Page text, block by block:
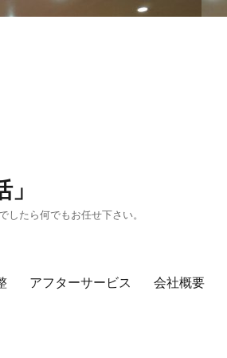
たら何でもお任せ下さい。
アフターサービス 会社概要